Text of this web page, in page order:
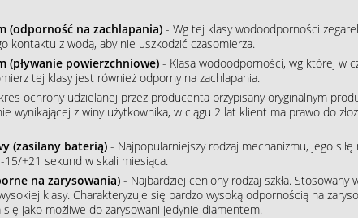
(odporność na zachlapania)- Wg tej klasy wodoodporności
kontaktu z wodą, aby nie uszkodzić czasomierza.
(pływanie powierzchniowe)- Klasa wodoodporności, wg której w
tej klasy jest również odporny na zachlapania.
ochrony udzielanej przez producenta przypisany oryginalnym
wynikającej z winy użytkownika, w ciągu 2 lat klient ma prawo do
(zasilany baterią)- Najpopularniejszy rodzaj mechanizmu, jego
15/+21 sekund w skali miesiąca.
na zarysowania)- Najbardziej ceniony rodzaj szkła. Stosowany
klasy. Charakteryzuje się bardzo wysoką odpornością na
jako możliwe do zarysowani jedynie diamentem.